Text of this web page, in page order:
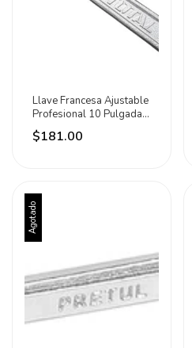
Llave Francesa Ajustable
Profesional 10 Pulgadas
Total Plateado
$181.00
Agotado